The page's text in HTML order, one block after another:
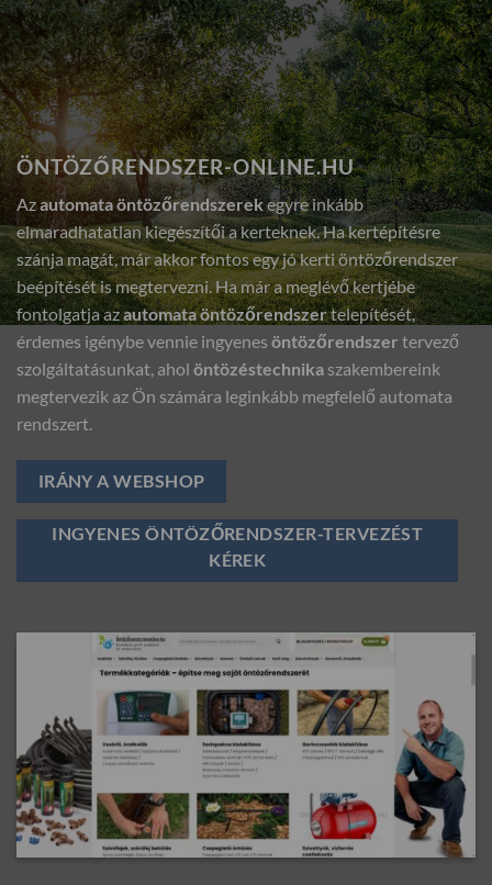
ÖNTÖZŐRENDSZER-ONLINE.HU
Azautomata öntözőrendszerekegyre inkább
elmaradhatatlan kiegészítői a kerteknek. Ha kertépítésre
szánja magát, már akkor fontos egy jó kerti öntözőrendszer
beépítését is megtervezni. Ha már a meglévő kertjébe
fontolgatja azautomata öntözőrendszertelepítését,
érdemes igénybe vennie ingyenes öntözőrendszer tervező
szolgáltatásunkat, ahol öntözéstechnika szakembereink
megtervezik az Ön számára leginkább megfelelő automata
rendszert.
IRÁNY A WEBSHOP
INGYENES ÖNTÖZŐRENDSZER-TERVEZÉST
KÉREK